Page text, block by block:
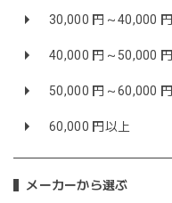
30,000 円～40,000 円
40,000 円～50,000 円
50,000 円～60,000 円
60,000 円以上
メーカーから選ぶ